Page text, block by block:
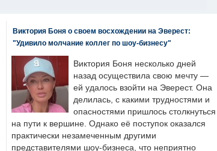
Виктория Боня о своем восхождении на Эверест:
"Удивило молчание коллег по шоу-бизнесу"
Виктория Боня несколько дней
назад осуществила свою мечту —
ей удалось взойти на Эверест. Она
делилась, с какими трудностями и
опасностями пришлось столкнуться
на пути к вершине. Однако её поступок оказался
практически незамеченным другими
представителями шоу-бизнеса, что неприятно